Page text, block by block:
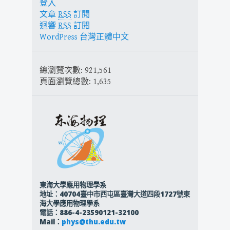
登入
文章 RSS 訂閱
迴響 RSS 訂閱
WordPress 台灣正體中文
總瀏覽次數: 921,561
頁面瀏覽總數: 1,635
東海大學應用物理學系
地址：40704臺中市西屯區臺灣大道四段1727號東
海大學應用物理學系
電話：886-4-23590121-32100
Mail： phys@thu.edu.tw